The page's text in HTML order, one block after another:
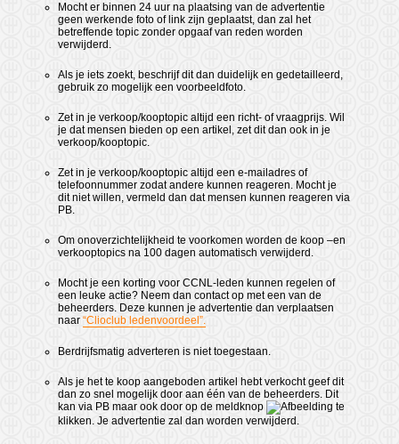
Mocht er binnen 24 uur na plaatsing van de advertentie
geen werkende foto of link zijn geplaatst, dan zal het
betreffende topic zonder opgaaf van reden worden
verwijderd.
Als je iets zoekt, beschrijf dit dan duidelijk en gedetailleerd,
gebruik zo mogelijk een voorbeeldfoto.
Zet in je verkoop/kooptopic altijd een richt- of vraagprijs. Wil
je dat mensen bieden op een artikel, zet dit dan ook in je
verkoop/kooptopic.
Zet in je verkoop/kooptopic altijd een e-mailadres of
telefoonnummer zodat andere kunnen reageren. Mocht je
dit niet willen, vermeld dan dat mensen kunnen reageren via
PB.
Om onoverzichtelijkheid te voorkomen worden de koop –en
verkooptopics na 100 dagen automatisch verwijderd.
Mocht je een korting voor CCNL-leden kunnen regelen of
een leuke actie? Neem dan contact op met een van de
beheerders. Deze kunnen je advertentie dan verplaatsen
naar “Clioclub ledenvoordeel”.
Berdrijfsmatig adverteren is niet toegestaan.
Als je het te koop aangeboden artikel hebt verkocht geef dit
dan zo snel mogelijk door aan één van de beheerders. Dit
kan via PB maar ook door op de meldknop
te
klikken. Je advertentie zal dan worden verwijderd.